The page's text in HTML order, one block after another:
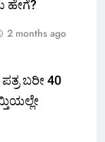
ಹೇಗೆ?
2 months ago
ಬರೀ 40